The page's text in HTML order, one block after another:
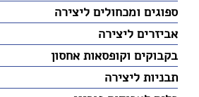
ספוגים ומכחולים ליצירה
אביזרים ליצירה
בקבוקים וקופסאות אחסון
תבניות ליצירה